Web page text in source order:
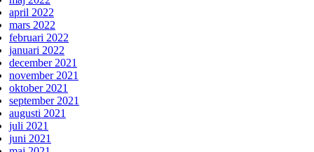
april 2022
mars 2022
februari 2022
januari 2022
december 2021
november 2021
oktober 2021
september 2021
augusti 2021
juli 2021
juni 2021